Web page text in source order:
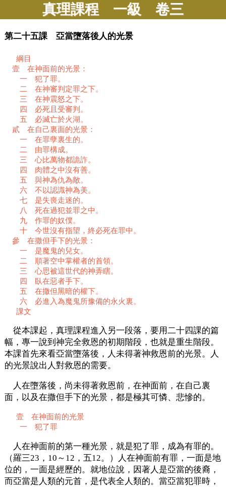
真理課程 一級 卷三
第二十五課 亞當墮落後人的光景
綱目
壹 在神面前的光景：
一 犯了罪。
二 在神審判定罪之下。
三 在神震怒之下。
四 必死且受審判。
五 必滅亡於火湖。
貳 在自己裏面的光景：
一 在罪孽裏生的。
二 由罪構成。
三 心比萬物都詭詐。
四 肉體之中沒有善。
五 與神為仇為敵。
六 不以認識神為美。
七 是失喪走迷的。
八 死在過犯並罪之中。
九 作罪的奴僕。
十 今世沒有指望，終必死在罪中。
參 在撒但手下的光景：
一 是魔鬼的兒女。
二 順著空中掌權者的首領。
三 心思被這世代的神弄瞎。
四 臥在惡者手下。
五 在撒但黑暗的權下。
六 必進入為魔鬼所豫備的永火裏。
課文
從本課起，真理課程進入另一段落，要用二十四課的篇
幅，專一說到神完全救恩的初期階段，也就是重生階段。
本課首先來看亞當墮落後，人未得著神救恩前的光景。人
的光景說出人對救恩的需要。
人在墮落後，尚未得著救恩前，在神面前，在自己裏
面，以及在撒但手下的光景，都是極其可憐、悲慘的。
壹 在神面前的光景
一 犯了罪
人在神面前的第一種光景，就是犯了罪，成為有罪的。
（羅三23，10～12，五12。）人在神面前有罪，一面是地
位的，一面是經歷的。就地位說，因著人是亞當的後裔，
而亞當是人類的元首，是代表全人類的。當亞當犯罪時，